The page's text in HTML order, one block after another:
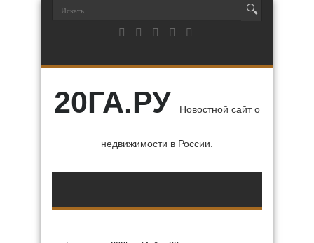
20ГА.РУ Новостной сайт о
недвижимости в России.